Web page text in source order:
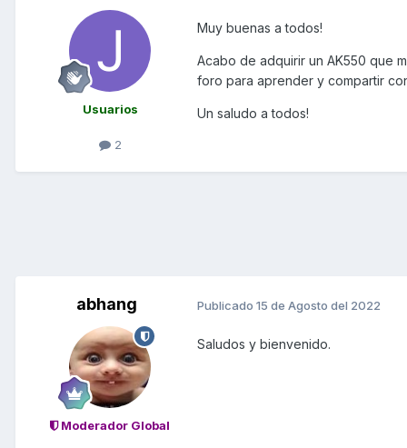
Usuarios
2
Muy buenas a todos!
Acabo de adquirir un AK550 que
foro para aprender y compartir
Un saludo a todos!
abhang
Moderador Global
Publicado 15 de Agosto del 2022
Saludos y bienvenido.